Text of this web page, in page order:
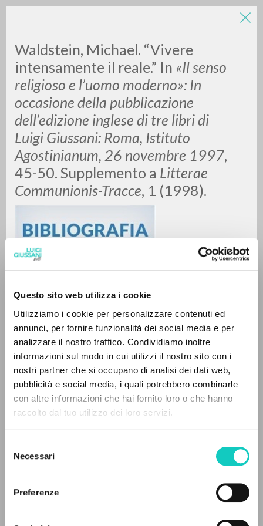
Questo sito web utilizza i cookie
Utilizziamo i cookie per personalizzare contenuti ed
annunci, per fornire funzionalità dei social media e per
analizzare il nostro traffico. Condividiamo inoltre
informazioni sul modo in cui utilizzi il nostro sito con i
nostri partner che si occupano di analisi dei dati web,
pubblicità e social media, i quali potrebbero combinarle
con altre informazioni che hai fornito loro o che hanno
raccolto dal tuo utilizzo dei loro servizi.
delNecessari
Preferenze
Waldstein, Michael. “Vivere
intensamente il reale.” In «Il senso
religioso e l’uomo moderno»: In
occasione della pubblicazione
dell’edizione inglese di tre libri di
Luigi Giussani: Roma, Istituto
Agostinianum, 26 novembre 1997,
45-50. Supplemento a Litterae
Communionis-Tracce, 1 (1998).
Italian
Pages: 6
LUIGI
GIUSSANI
scritti
0RESULTS FOUND
MORE RESULTS